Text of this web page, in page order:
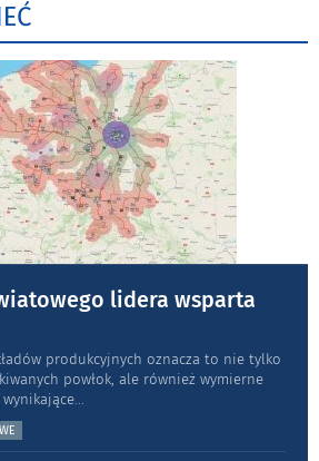
lidera wsparta
produkcyjnych oznacza to nie tylko
powłok, ale również wymierne
...